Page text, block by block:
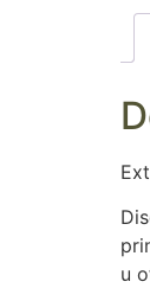
u